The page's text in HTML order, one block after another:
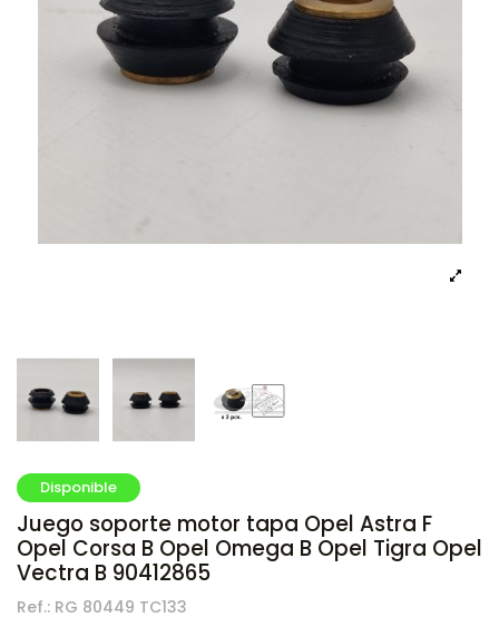
Disponible
Juego soporte motor tapa Opel Astra F
Opel Corsa B Opel Omega B Opel Tigra Opel
Vectra B 90412865
Ref.: RG 80449 TC133